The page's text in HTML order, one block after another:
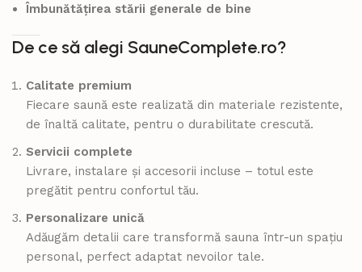
Îmbunătățirea stării generale de bine
De ce să alegi SauneComplete.ro?
Calitate premium
Fiecare saună este realizată din materiale rezistente,
de înaltă calitate, pentru o durabilitate crescută.
Servicii complete
Livrare, instalare și accesorii incluse – totul este
pregătit pentru confortul tău.
Personalizare unică
Adăugăm detalii care transformă sauna într-un spațiu
personal, perfect adaptat nevoilor tale.